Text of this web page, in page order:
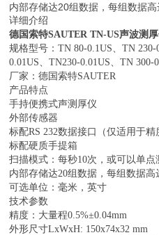
内部存储达20组数据，每组数据
详细介绍
德国索特SAUTER TN-US声波测
规格型号：TN 80-0.1US、TN
0.01US、TN230-0.01US、TN 300-
厂家：德国索特SAUTER
产品特点
手持便携式声测厚仪
外部传感器
标配RS 232数据接口（仅适用于精
标配硬质手提箱
扫描模式：每秒10次，或可以单点
内部存储达20组数据，每组数据高
可选单位：毫米，英寸
技术参数
精度：大量程0.5%±0.04mm
外形尺寸LxWxH: 150x74x32 mm